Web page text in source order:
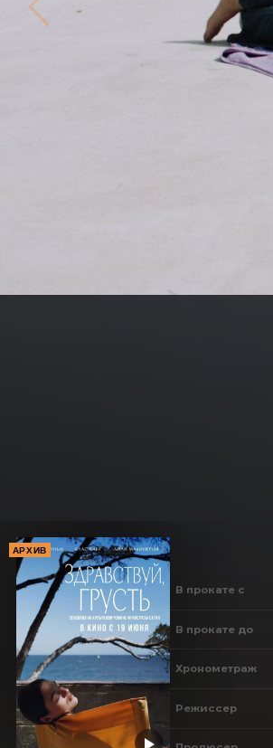
АРХИВ
В прокате с
В прокате до
Хронометраж
Режиссер